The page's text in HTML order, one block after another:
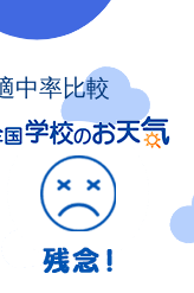
中率比較